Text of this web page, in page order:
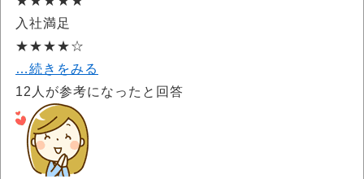
入社満足
★★★★☆
…続きをみる
12 人が参考になったと回答